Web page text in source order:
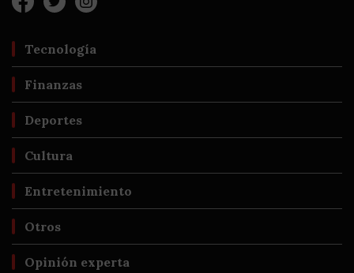
Tecnología
Finanzas
Deportes
Cultura
Entretenimiento
Otros
Opinión experta